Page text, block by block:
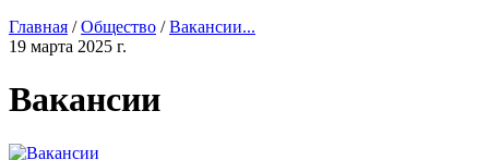
Главная /Общество /Вакансии...
19 марта 2025 г.
Вакансии